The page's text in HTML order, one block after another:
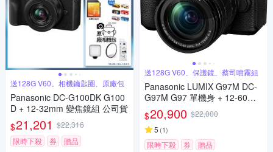
送128G V60、相機鑰匙圈、原廠包
Panasonic DC-G100DK G100
D + 12-32mm 變焦鏡組 公司貨
$21,201 $22,316
限時下殺
券 贈品
送128G V60、保護鏡、蔡司噴霧組
Panasonic LUMIX G97M DC-
G97M G97 單機身 + 12-60mm
變焦鏡組 公司貨
$20,900 $22,000
5 (1)
限時下殺 券 贈品